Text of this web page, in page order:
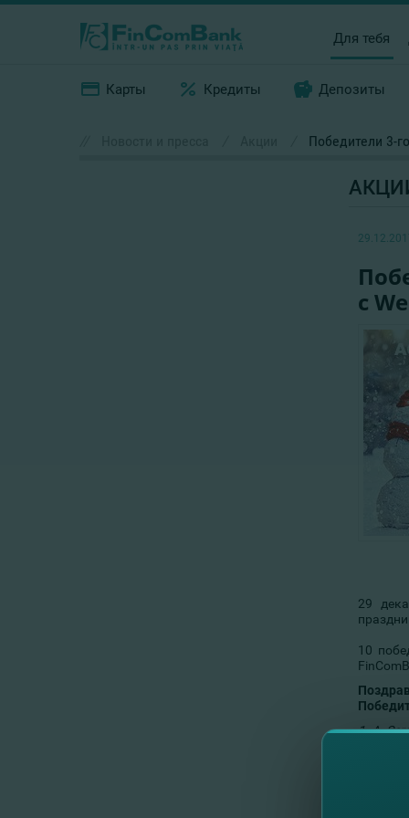
Для тебя
Карты Кредиты Депозиты
Победители 3-
с
29
10
1. A.